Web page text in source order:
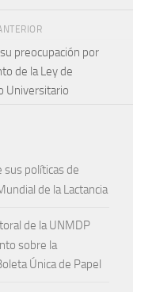
preocupación por
de la Ley de
Universitario
sus políticas de
de la Lactancia
de la UNMDP
sobre la
Única de Papel